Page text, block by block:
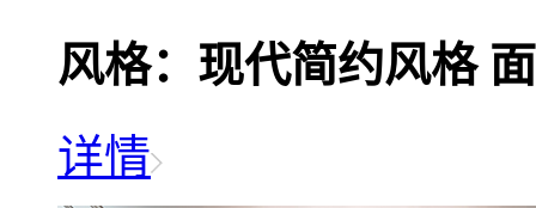
风格：现代简约风格
详情